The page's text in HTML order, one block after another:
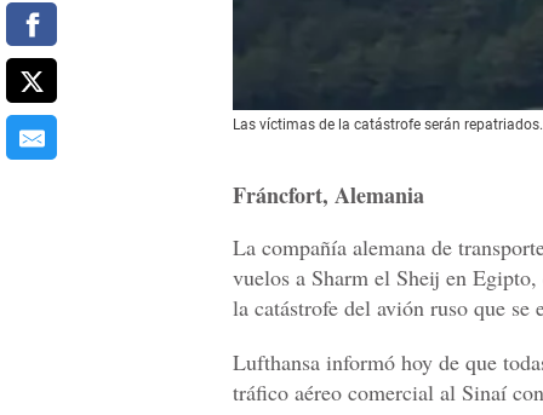
Las víctimas de la catástrofe serán repatriados.
Fráncfort, Alemania
La compañía alemana de
vuelos a Sharm el Sheij en
la catástrofe del avión ruso que se
Lufthansa informó hoy de que
tráfico aéreo comercial al Sinaí